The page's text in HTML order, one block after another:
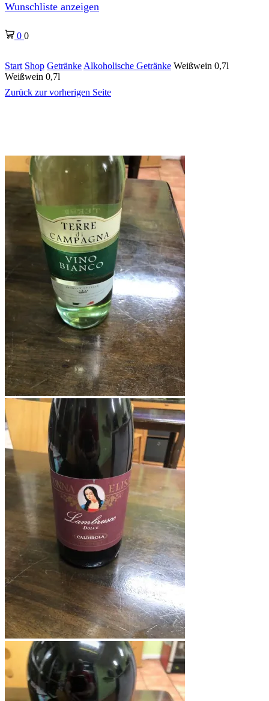
Wunschliste anzeigen
0 0
Start Shop Getränke Alkoholische Getränke Weißwein 0,7l
Weißwein 0,7l
Zurück zur vorherigen Seite